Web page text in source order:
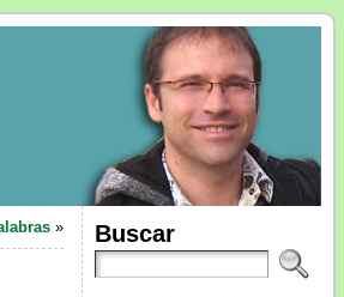
» Buscar